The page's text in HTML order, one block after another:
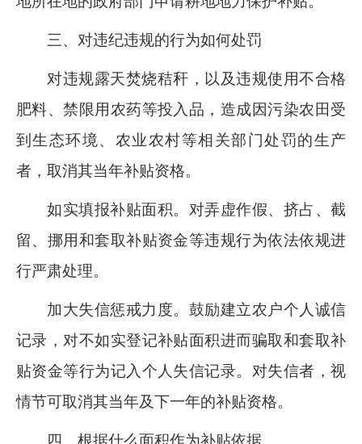
三、 对违纪违规的行为如何处罚
对违规露天焚烧秸秆，以及违规使用不合格
肥料、禁限用农药等投入品，造成因污染农田受
到生态环境、农业农村等相关部门处罚的生产
者，取消其当年补贴资格。
如实填报补贴面积。对弄虚作假、挤占、截
留、挪用和套取补贴资金等违规行为依法依规进
行严肃处理。
加大失信惩戒力度。鼓励建立农户个人诚信
记录，对不如实登记补贴面积进而骗取和套取补
贴资金等行为记入个人失信记录。对失信者，视
情节可取消其当年及下一年的补贴资格。